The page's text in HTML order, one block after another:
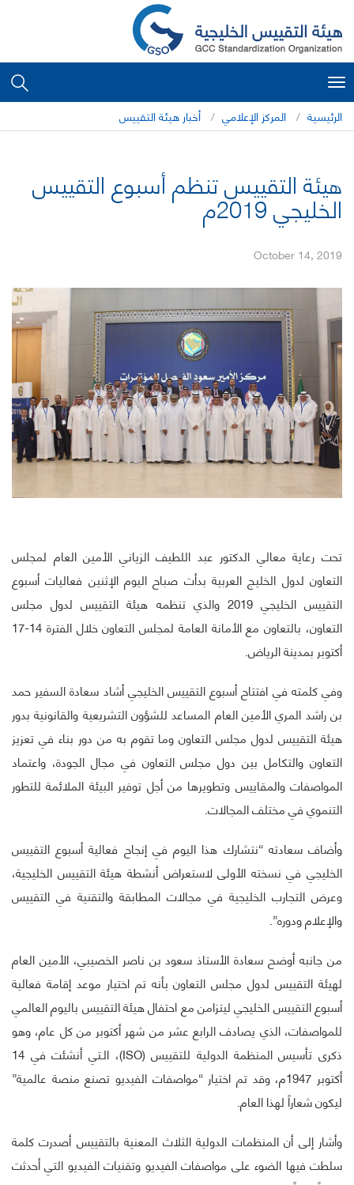
Toggle
navigation
الرئيسية المركز الإعلامي أخبار هيئة التقييس
هيئة التقييس تنظم أسبوع التقييس
الخليجي 2019م
October 14, 2019
تحت رعاية معالي الدكتور عبد اللطيف الزياني الأمين العام لمجلس
التعاون لدول الخليج العربية بدأت صباح اليوم الإثنين فعاليات أسبوع
التقييس الخليجي 2019 والذي تنظمه هيئة التقييس لدول مجلس
التعاون، بالتعاون مع الأمانة العامة لمجلس التعاون خلال الفترة 14-17
أكتوبر بمدينة الرياض.
وفي كلمته في افتتاح أسبوع التقييس الخليجي أشاد سعادة السفير حمد
بن راشد المري الأمين العام المساعد للشؤون التشريعية والقانونية بدور
هيئة التقييس لدول مجلس التعاون وما تقوم به من دور بناء في تعزيز
التعاون والتكامل بين دول مجلس التعاون في مجال الجودة، واعتماد
المواصفات والمقاييس وتطويرها من أجل توفير البيئة الملائمة للتطور
التنموي في مختلف المجالات.
وأضاف سعادته “نتشارك هذا اليوم في إنجاح فعالية أسبوع التقييس
الخليجي في نسخته الأولى لاستعراض أنشطة هيئة التقييس الخليجية،
وعرض التجارب الخليجية في مجالات المطابقة والتقنية في التقييس
والإعلام ودوره”.
من جانبه أوضح سعادة الأستاذ سعود بن ناصر الخصيبي، الأمين العام
لهيئة التقييس لدول مجلس التعاون بأنه تم اختيار موعد إقامة فعالية
أسبوع التقييس الخليجي ليتزامن مع احتفال هيئة التقييس باليوم العالمي
للمواصفات، الذي يصادف الرابع عشر من شهر أكتوبر من كل عام، وهو
ذكرى تأسيس المنظمة الدولية للتقييس (ISO)، الـتي أنشئت في 14
أكتوبر 1947م، وقد تم اختيار “مواصفات الفيديو تصنع منصة عالمية”
ليكون شعاراً لهذا العام.
وأشار إلى أن المنظمات الدولية الثلاث المعنية بالتقييس أصدرت كلمة
سلطت فيها الضوء على مواصفات الفيديو وتقنيات الفيديو التي أحدثت